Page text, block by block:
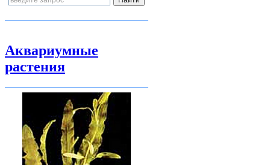
Аквариумные
растения